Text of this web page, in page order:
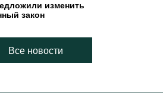
изменить
закон
Все новости